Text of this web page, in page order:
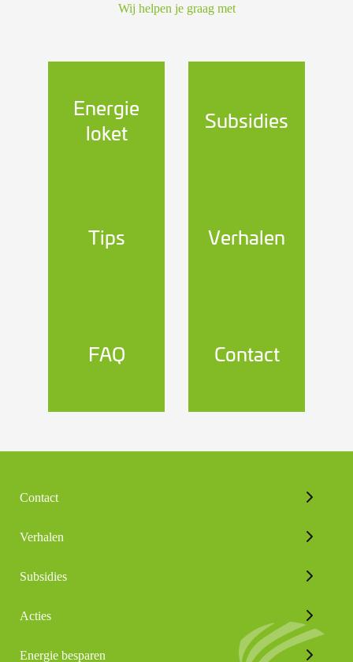
Wij helpen je graag met
Energie
loket
Subsidies
Tips Verhalen
FAQ Contact
Contact
Verhalen
Subsidies
Acties
Energie besparen